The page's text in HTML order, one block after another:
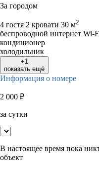
За городом
4 гостя 2 кровати 30 м2
беспроводной интернет Wi-
кондиционер
холодильник
+1
показать ещё
Информация о номере
2 000 ₽
за сутки
В настоящее время пока
объект